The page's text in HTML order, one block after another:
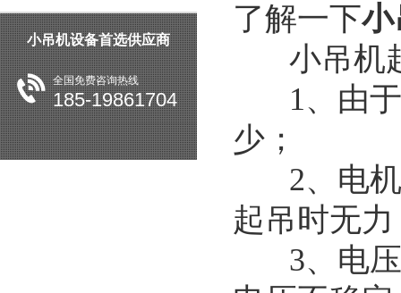
小吊机设备首选供应商
全国免费咨询热线
185-19861704
了解一下小
小吊机起
1、由于
少；
2、电机
起吊时无
3、电压